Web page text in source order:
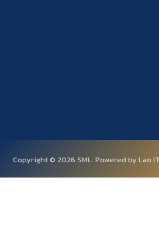
Copyright © 2026 SML. Powered by Lao